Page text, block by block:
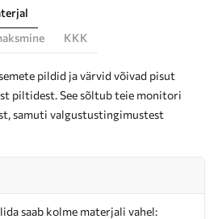
KKK
pildid ja värvid võivad pisut
piltidest. See sõltub teie monitori
samuti valgustustingimustest
saab kolme materjali vahel: